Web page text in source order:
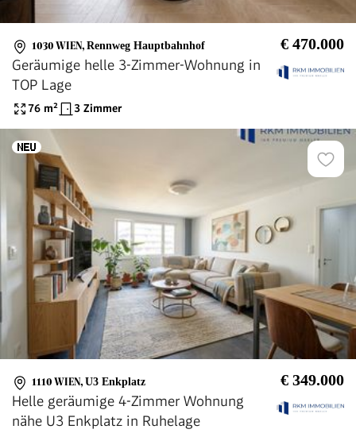
1030 WIEN, Rennweg Hauptbahnhof € 470.000
Geräumige helle 3-Zimmer-Wohnung in
TOP Lage
76 m² 3 Zimmer
1110 WIEN, U3 Enkplatz € 349.000
Helle geräumige 4-Zimmer Wohnung
nähe U3 Enkplatz in Ruhelage